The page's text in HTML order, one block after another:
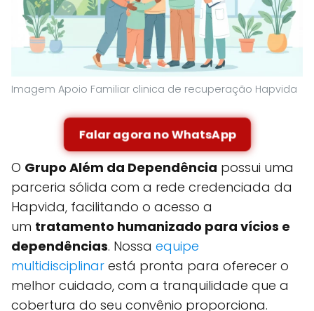
Imagem Apoio Familiar clinica de recuperação Hapvida
Falar agora no WhatsApp
O Grupo Além da Dependência possui uma
parceria sólida com a rede credenciada da
Hapvida, facilitando o acesso a
um tratamento humanizado para vícios e
dependências. Nossa equipe
multidisciplinar está pronta para oferecer o
melhor cuidado, com a tranquilidade que a
cobertura do seu convênio proporciona.